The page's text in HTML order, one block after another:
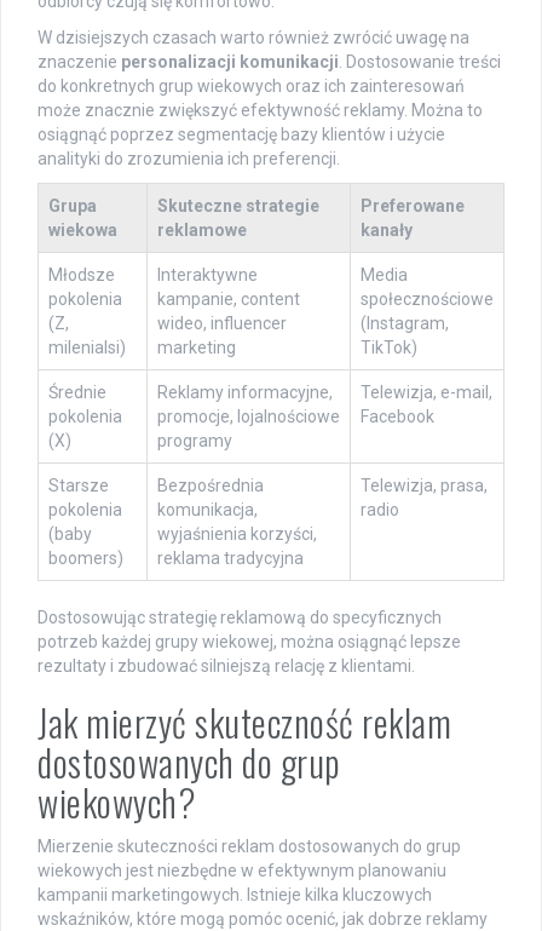
W dzisiejszych czasach warto również zwrócić uwagę na
znaczenie personalizacji komunikacji . Dostosowanie treści
do konkretnych grup wiekowych oraz ich zainteresowań
może znacznie zwiększyć efektywność reklamy. Można to
osiągnąć poprzez segmentację bazy klientów i użycie
analityki do zrozumienia ich preferencji.
Grupa
wiekowa
Skuteczne strategie
reklamowe
Preferowane
kanały
Młodsze
pokolenia
(Z,
milenialsi)
Interaktywne
kampanie, content
wideo, influencer
marketing
Media
społecznościowe
(Instagram,
TikTok)
Średnie
pokolenia
(X)
Reklamy informacyjne,
promocje, lojalnościowe
programy
Telewizja, e-mail,
Facebook
Starsze
pokolenia
(baby
boomers)
Bezpośrednia
komunikacja,
wyjaśnienia korzyści,
reklama tradycyjna
Telewizja, prasa,
radio
Dostosowując strategię reklamową do specyficznych
potrzeb każdej grupy wiekowej, można osiągnąć lepsze
rezultaty i zbudować silniejszą relację z klientami.
Jak mierzyć skuteczność reklam
dostosowanych do grup
wiekowych?
Mierzenie skuteczności reklam dostosowanych do grup
wiekowych jest niezbędne w efektywnym planowaniu
kampanii marketingowych. Istnieje kilka kluczowych
wskaźników, które mogą pomóc ocenić, jak dobrze reklamy